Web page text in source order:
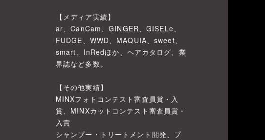
【メディア実績】
ar、CanCam、GINGER、GISELe、
FUDGE、WWD、MAQUIA、sweet、
smart、InRedほか、ヘアカタログ、業
界誌など多数。
【その他実績】
MINXフォトコンテスト審査員賞・入
賞、MINXカットコンテスト審査員賞・
入賞
シャンプー・トリートメント開発、プ